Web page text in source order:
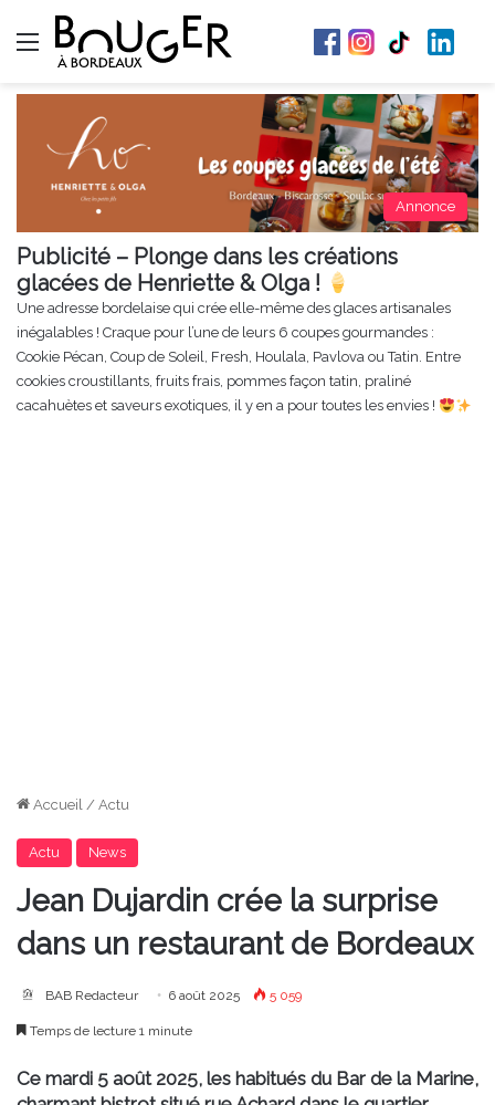
Menu
Annonce
Publicité – Plonge dans les créations
glacées de Henriette & Olga !
Une adresse bordelaise qui crée elle-même des glaces artisanales
inégalables ! Craque pour l’une de leurs 6 coupes gourmandes :
Cookie Pécan, Coup de Soleil, Fresh, Houlala, Pavlova ou Tatin. Entre
cookies croustillants, fruits frais, pommes façon tatin, praliné
cacahuètes et saveurs exotiques, il y en a pour toutes les envies !
Accueil / Actu
Actu News
Jean Dujardin crée la surprise
dans un restaurant de Bordeaux
BAB Redacteur 6 août 2025 5 059
Temps de lecture 1 minute
Ce mardi 5 août 2025, les habitués du Bar de la Marine,